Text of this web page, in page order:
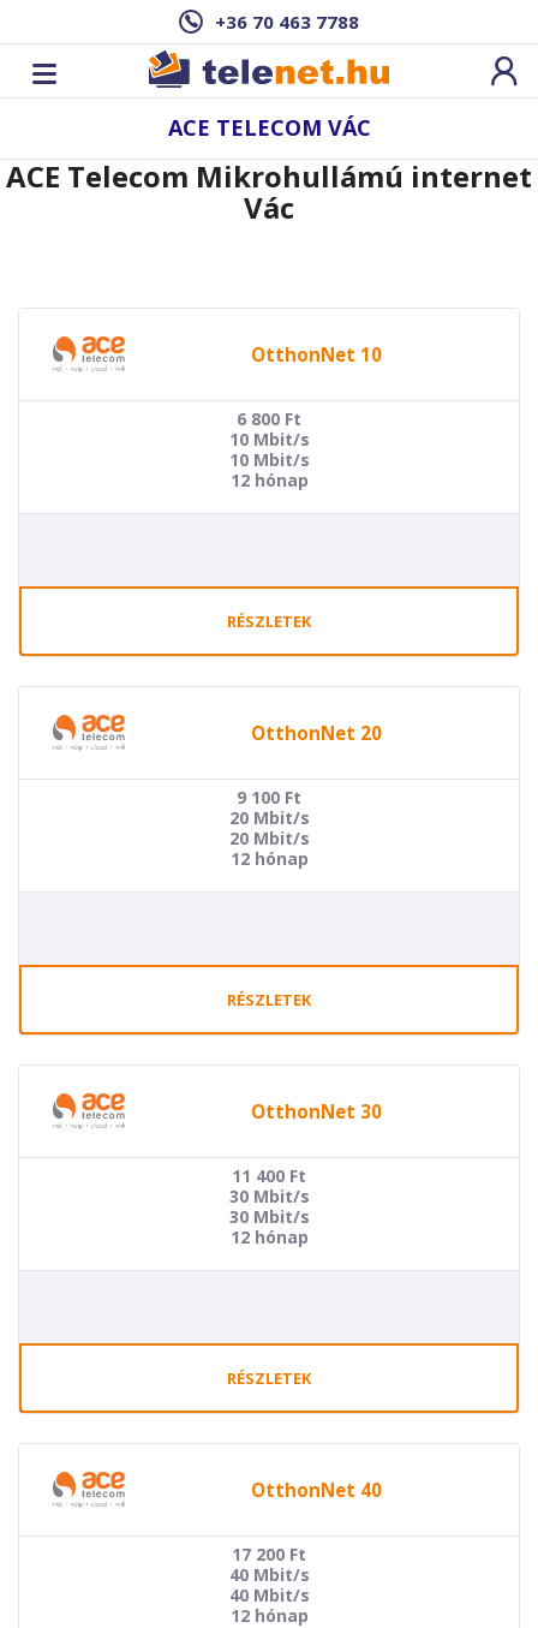
+36 70 463 7788
ACE TELECOM VÁC
ACE Telecom Mikrohullámú internet
Vác
OtthonNet 10
6 800 Ft
10 Mbit/s
10 Mbit/s
12 hónap
RÉSZLETEK
OtthonNet 20
9 100 Ft
20 Mbit/s
20 Mbit/s
12 hónap
RÉSZLETEK
OtthonNet 30
11 400 Ft
30 Mbit/s
30 Mbit/s
12 hónap
RÉSZLETEK
OtthonNet 40
17 200 Ft
40 Mbit/s
40 Mbit/s
12 hónap